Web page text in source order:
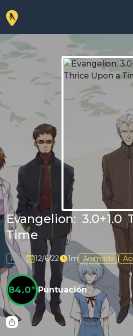
Evangelion:
Time
PG 12/6/22 1m Animada
84.0% Puntuación